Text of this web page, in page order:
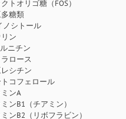
トオリゴ糖（FOS）
糖類
ノシトール
ン
ニチン
ロース
シチン
コフェロール
ンA
ンB1（チアミン）
ンB2（リボフラビン）